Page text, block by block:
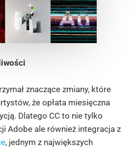
znaczące zmiany, które
że opłata miesięczna
Dlatego CC to nie tylko
Adobe ale również integracja z
, jednym z największych